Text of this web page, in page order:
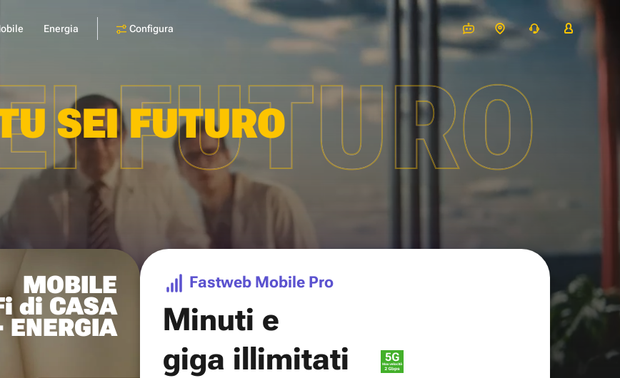
Energia Configura
FUTURO
SEI FUTURO
MOBILE
di CASA
ENERGIA
Fastweb Mobile Pro
Minuti e
giga illimitati